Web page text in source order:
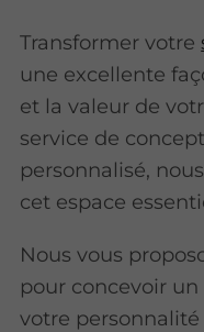
Transformer votre
une excellente
et la valeur de
service de
personnalisé,
cet espace
Nous vous
pour concevoir
votre